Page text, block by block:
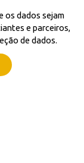
os dados sejam
e parceiros,
de dados.